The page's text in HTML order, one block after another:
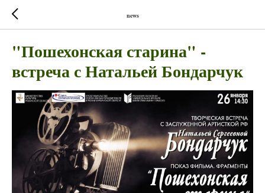
news
"Пошехонская старина" -
встреча с Натальей Бондарчук